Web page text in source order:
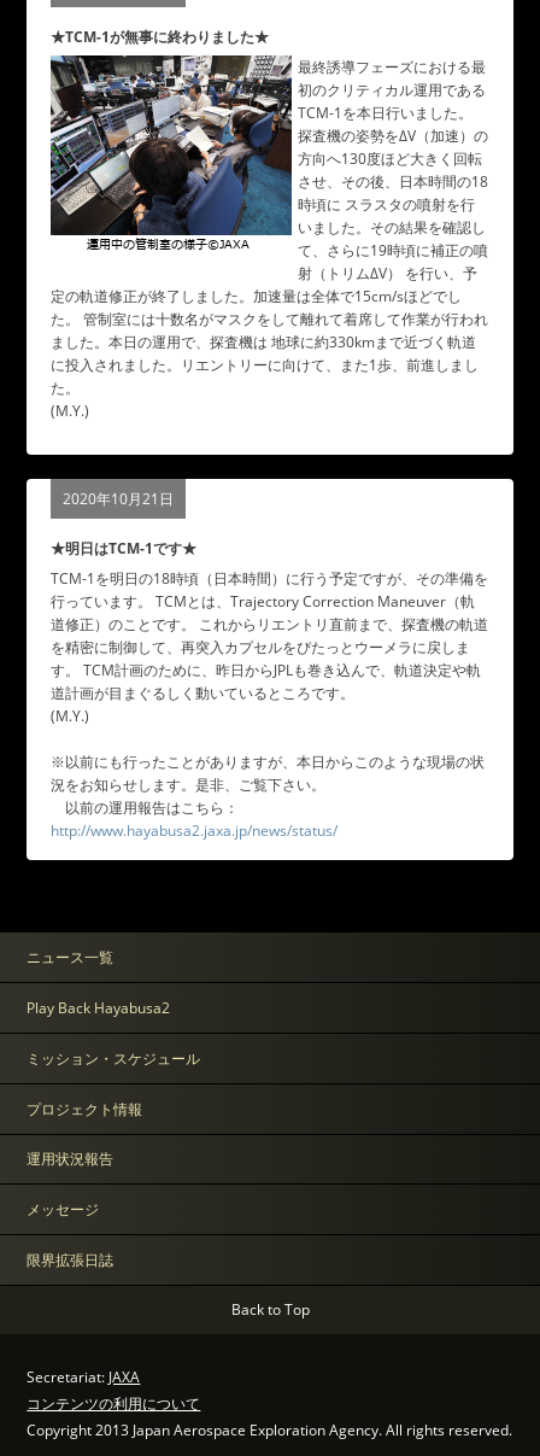
★TCM-1が無事に終わりました★
最終誘導フェーズにおける最
初のクリティカル運用である
TCM-1を本日行いました。
探査機の姿勢をΔV（加速）の
方向へ130度ほど大きく回転
させ、その後、日本時間の18
時頃に スラスタの噴射を行
いました。その結果を確認し
て、さらに19時頃に補正の噴
射（トリムΔV） を行い、予
定の軌道修正が終了しました。加速量は全体で15cm/sほどでし
た。 管制室には十数名がマスクをして離れて着席して作業が行われ
ました。本日の運用で、探査機は 地球に約330kmまで近づく軌道
に投入されました。リエントリーに向けて、また1歩、前進しまし
た。
(M.Y.)
2020年10月21日
★明日はTCM-1です★
TCM-1を明日の18時頃（日本時間）に行う予定ですが、その準備を
行っています。 TCMとは、Trajectory Correction Maneuver（軌
道修正）のことです。 これからリエントリ直前まで、探査機の軌道
を精密に制御して、再突入カプセルをぴたっとウーメラに戻しま
す。 TCM計画のために、昨日からJPLも巻き込んで、軌道決定や軌
道計画が目まぐるしく動いているところです。
(M.Y.)
※以前にも行ったことがありますが、本日からこのような現場の状
況をお知らせします。是非、ご覧下さい。
以前の運用報告はこちら：
http://www.hayabusa2.jaxa.jp/news/status/
ニュース一覧
Play Back Hayabusa2
ミッション・スケジュール
プロジェクト情報
運用状況報告
メッセージ
限界拡張日誌
Back to Top
Secretariat: JAXA
コンテンツの利用について
Copyright 2013 Japan Aerospace Exploration Agency. All rights reserved.